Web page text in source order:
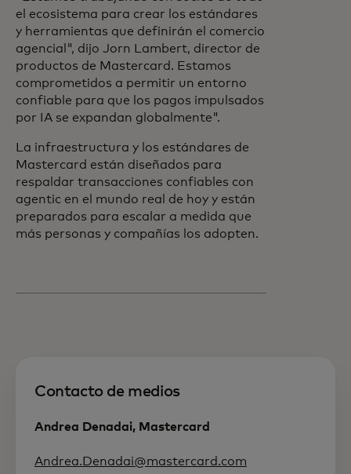
el ecosistema para crear los estándares
y herramientas que definirán el comercio
agencial", dijo Jorn Lambert, director de
productos de Mastercard. Estamos
comprometidos a permitir un entorno
confiable para que los pagos impulsados
por IA se expandan globalmente".
La infraestructura y los estándares de
Mastercard están diseñados para
respaldar transacciones confiables con
agentic en el mundo real de hoy y están
preparados para escalar a medida que
más personas y compañías los adopten.
Contacto de medios
Andrea Denadai, Mastercard
Andrea.Denadai@mastercard.com